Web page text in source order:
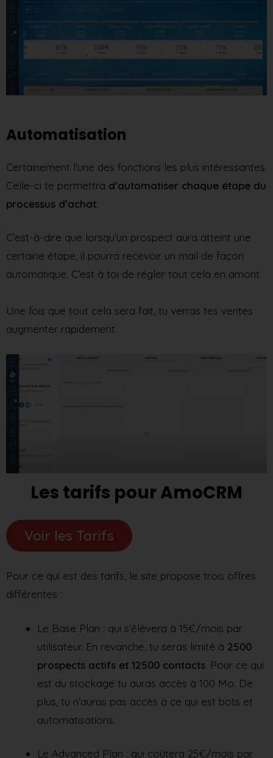
Automatisation
Certainement l’une des fonctions les plus intéressantes.
Celle-ci te permettra d’automatiser chaque étape du
processus d’achat.
C’est-à-dire que lorsqu’un prospect aura atteint une
certaine étape, il pourra recevoir un mail de façon
automatique. C’est à toi de régler tout cela en amont.
Une fois que tout cela sera fait, tu verras tes ventes
augmenter rapidement.
Les tarifs pour AmoCRM
Voir les Tarifs
Pour ce qui est des tarifs, le site propose trois offres
différentes :
Le Base Plan : qui s’élèvera à 15€/mois par
utilisateur. En revanche, tu seras limité à 2500
prospects actifs et 12500 contacts. Pour ce qui
est du stockage tu auras accès à 100 Mo. De
plus, tu n’auras pas accès à ce qui est bots et
automatisations.
Le Advanced Plan : qui coûtera 25€/mois par